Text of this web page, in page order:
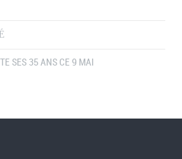
SES 35 ANS CE 9 MAI